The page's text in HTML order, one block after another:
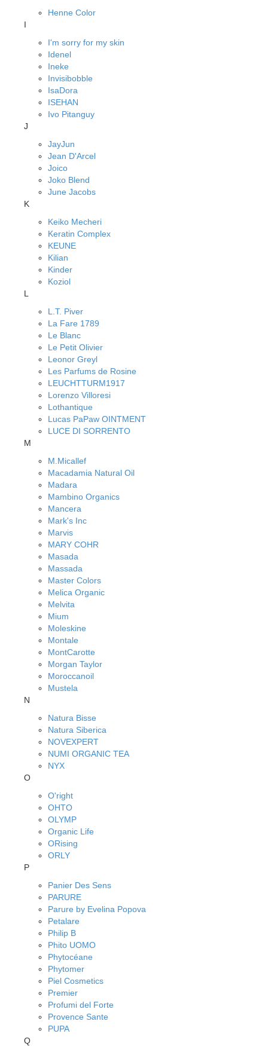
Henne Color
I
I'm sorry for my skin
Idenel
Ineke
Invisibobble
IsaDora
ISEHAN
Ivo Pitanguy
J
JayJun
Jean D'Arcel
Joico
Joko Blend
June Jacobs
K
Keiko Mecheri
Keratin Complex
KEUNE
Kilian
Kinder
Koziol
L
L.T. Piver
La Fare 1789
Le Blanc
Le Petit Olivier
Leonor Greyl
Les Parfums de Rosine
LEUCHTTURM1917
Lorenzo Villoresi
Lothantique
Lucas PaPaw OINTMENT
LUCE DI SORRENTO
M
M.Micallef
Macadamia Natural Oil
Madara
Mambino Organics
Mancera
Mark's Inc
Marvis
MARY COHR
Masada
Massada
Master Colors
Melica Organic
Melvita
Mium
Moleskine
Montale
MontCarotte
Morgan Taylor
Moroccanoil
Mustela
N
Natura Bisse
Natura Siberica
NOVEXPERT
NUMI ORGANIC TEA
NYX
O
O'right
OHTO
OLYMP
Organic Life
ORising
ORLY
P
Panier Des Sens
PARURE
Parure by Evelina Popova
Petalare
Philip B
Phito UOMO
Phytocéane
Phytomer
Piel Cosmetics
Premier
Profumi del Forte
Provence Sante
PUPA
Q